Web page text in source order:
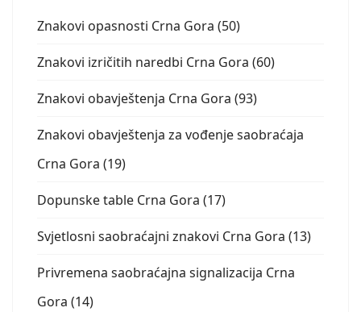
Znakovi opasnosti Crna Gora (50)
Znakovi izričitih naredbi Crna Gora (60)
Znakovi obavještenja Crna Gora (93)
Znakovi obavještenja za vođenje saobraćaja
Crna Gora (19)
Dopunske table Crna Gora (17)
Svjetlosni saobraćajni znakovi Crna Gora (13)
Privremena saobraćajna signalizacija Crna
Gora (14)